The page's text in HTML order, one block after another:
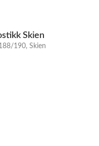
Skien
190, Skien